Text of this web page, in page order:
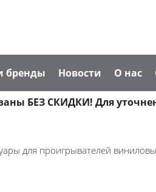
бренды Новости О нас
БЕЗ СКИДКИ! Для
для проигрывателей